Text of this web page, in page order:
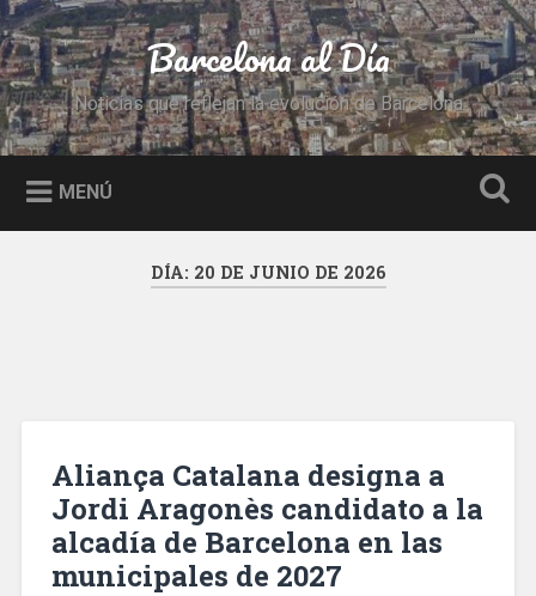
Saltar
al
contenido
Buscar Barcelona al Día
Noticias que reflejan la evolución de Barcelona
MENÚ
DÍA: 20 DE JUNIO DE 2026
Aliança Catalana designa a
Jordi Aragonès candidato a la
alcadía de Barcelona en las
municipales de 2027